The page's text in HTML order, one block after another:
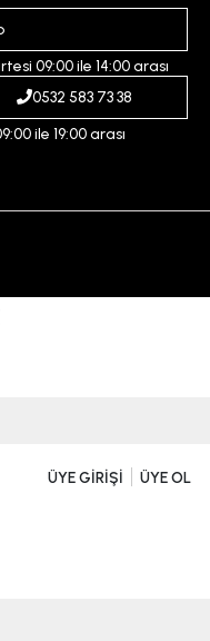
09:00 ile 14:00 arası
0532 583 73 38
ile 19:00 arası
ÜYE GİRİŞİ ÜYE OL